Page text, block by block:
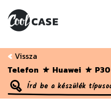
Vissza
Telefon
Huawei